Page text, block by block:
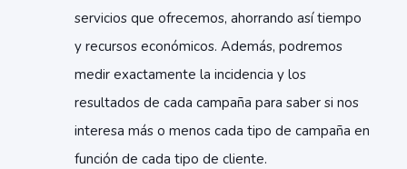
servicios que ofrecemos, ahorrando así tiempo
y recursos económicos. Además, podremos
medir exactamente la incidencia y los
resultados de cada campaña para saber si nos
interesa más o menos cada tipo de campaña en
función de cada tipo de cliente.